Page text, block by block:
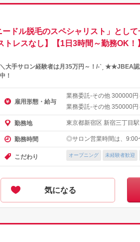
ドル脱毛のスペシャリスト」とし
レスなし】【1日3時間～勤務OK！
＼大手サロン経験者は月35万円～！/-ˋˏ ★★JBEA
中！
雇用形態・給与
業務委託-その他 300000円
業務委託-その他 350000円
勤務地 東京都新宿区 新宿三丁目駅
勤務時間 ◎サロン営業時間は、9:00
こだわり オープニング 未経験者歓迎
気になる